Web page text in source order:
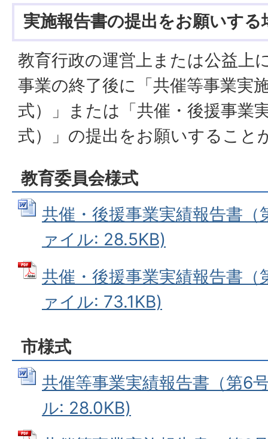
実施報告書の提出をお願いす
教育行政の運営上または公益上
事業の終了後に「共催等事業実
式）」または「共催・後援事業
式）」の提出をお願いすること
教育委員会様式
共催・後援事業実績報告書
ァイル: 28.5KB)
共催・後援事業実績報告書（
ァイル: 73.1KB)
市様式
共催等事業実績報告書（第6
ル: 28.0KB)